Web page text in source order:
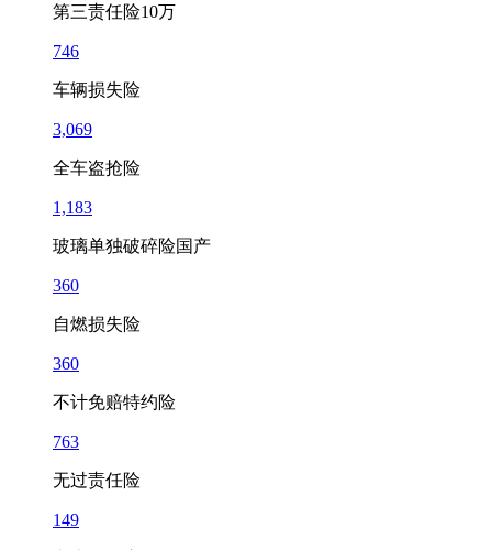
第三责任险10万
746
车辆损失险
3,069
全车盗抢险
1,183
玻璃单独破碎险国产
360
自燃损失险
360
不计免赔特约险
763
无过责任险
149